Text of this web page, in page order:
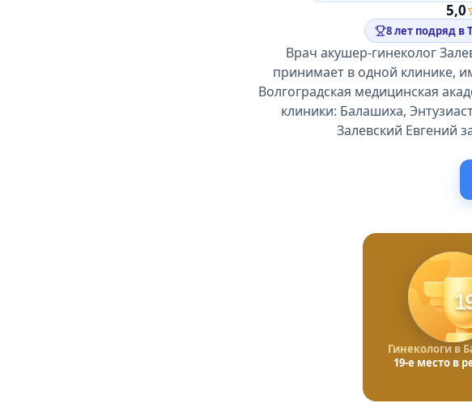
5,0
8 лет подряд в
Врач акушер-гинеколог
принимает в одной клинике,
Волгоградская медицинская
клиники: Балашиха,
Залевский Евгений
Гинекологи в
19-е место в